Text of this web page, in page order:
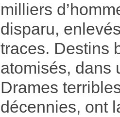
milliers
disparu,
traces. Destins
atomisés, dans
Drames
décennies, ont